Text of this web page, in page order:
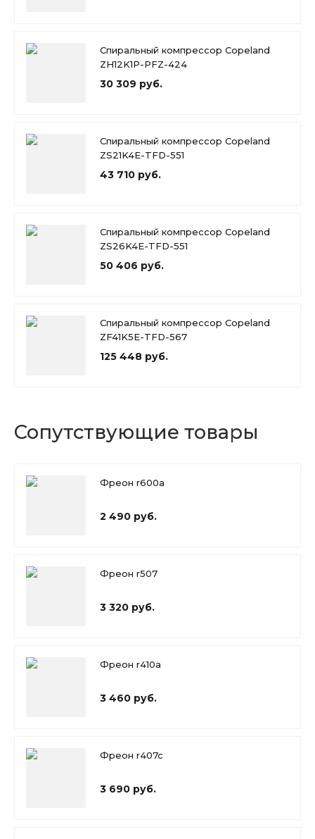
Спиральный компрессор Copeland
ZH12K1P-PFZ-424
30 309 руб.
Спиральный компрессор Copeland
ZS21K4E-TFD-551
43 710 руб.
Спиральный компрессор Copeland
ZS26K4E-TFD-551
50 406 руб.
Спиральный компрессор Copeland
ZF41K5E-TFD-567
125 448 руб.
Сопутствующие товары
Фреон r600a
2 490 руб.
Фреон r507
3 320 руб.
Фреон r410a
3 460 руб.
Фреон r407c
3 690 руб.